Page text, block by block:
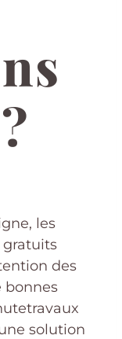
les
gratuits
des
bonnes
solution